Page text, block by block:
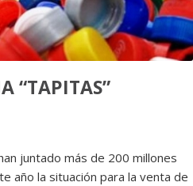
“TAPITAS”
juntado más de 200 millones
año la situación para la venta de